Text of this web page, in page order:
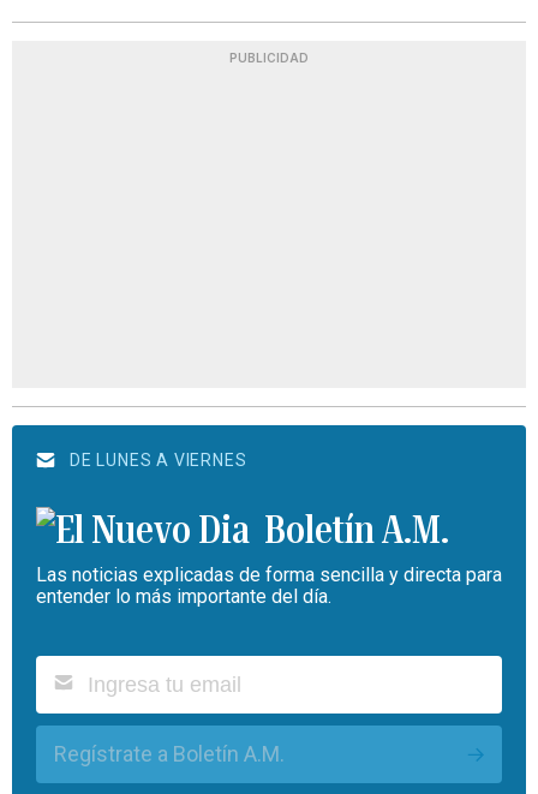
PUBLICIDAD
DE LUNES A VIERNES
Boletín A.M.
Las noticias explicadas de forma sencilla y directa para
entender lo más importante del día.
Regístrate a Boletín A.M.